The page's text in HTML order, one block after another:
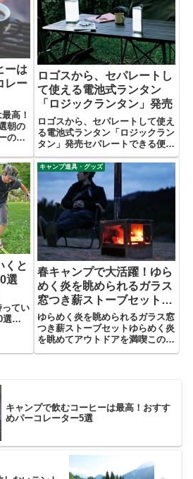
ーは
レー
高！
朝の
の後
場で
香りと
ーヒ
事がい
ロゴスから、セパレートし
て使える電池式ランタン
「ロジックランタン」発売
ロゴスから、セパレートして使え
る電池式ランタン「ロジックラン
タン」発売セパレートできる便利
な電池ランタンロゴスから、セパ
レートして使える電池式ランタン
「ロジックランタン」が発売され
ました。ロジックランタンは、2
つのランタンがマグネットによ
くと
選
ってい
選キ
、自由
キャンプ道具・グッズ
春キャンプで大活躍！ゆら
めく炎を眺められるガラス
窓つき薪ストーブセット
「スケスケのまきちゃん」
ゆらめく炎を眺められるガラス窓
つき薪ストーブセットゆらめく炎
を眺めてアウトドアを満喫この数
日の間にずいぶん暖かくなってき
て...
キャンプで飲むコーヒーは最高！おすす
めパーコレーター5選